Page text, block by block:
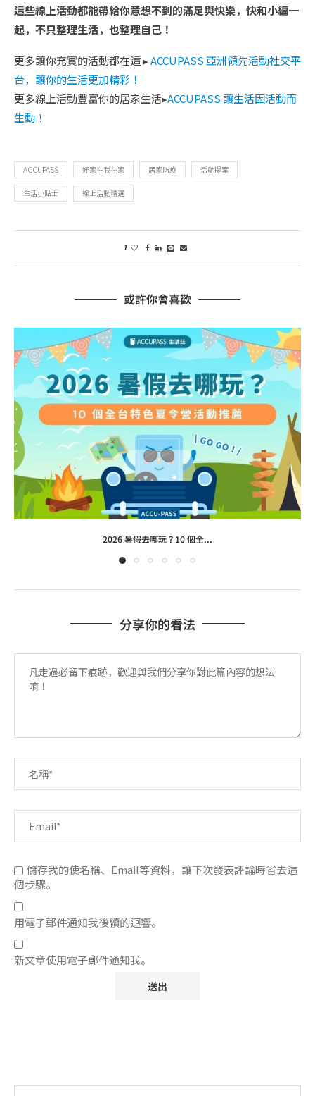
這些線上活動都能帶給你意想不到的滿足與快樂，快和小編一
起，不只整理生活，也整理自己！
更多讓你充實的活動都在這 ▸ACCUPASS 亞洲領先活動社交平
台，讓你的生活更加精彩！
更多線上活動豐富你的居家生活▸ACCUPASS 讓生活因活動而
生動！
ACCUPASS 好家在我在家 居家防疫 活動提案
生活小貼士 線上活動精選
1
或許你會喜歡
2026 暑假去哪玩？10 個全...
分享你的看法
儲存我的使名稱、Email等資料，讓下次發表評論時省去這
個步驟。
用電子郵件通知我後續的迴響。
新文章使用電子郵件通知我。